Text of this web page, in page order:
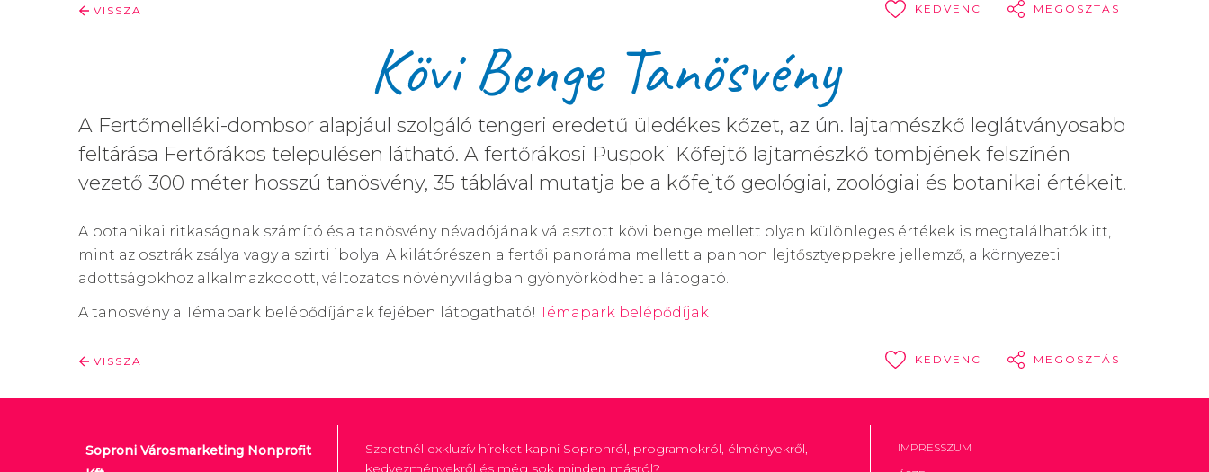
VISSZA KEDVENC MEGOSZTÁS
Kövi Benge Tanösvény
A Fertőmelléki-dombsor alapjául szolgáló tengeri eredetű üledékes kőzet, az ún. lajtamészkő leglátványosabb
feltárása Fertőrákos településen látható. A fertőrákosi Püspöki Kőfejtő lajtamészkő tömbjének felszínén
vezető 300 méter hosszú tanösvény, 35 táblával mutatja be a kőfejtő geológiai, zoológiai és botanikai értékeit.
A botanikai ritkaságnak számító és a tanösvény névadójának választott kövi benge mellett olyan különleges értékek is megtalálhatók itt,
mint az osztrák zsálya vagy a szirti ibolya. A kilátórészen a fertői panoráma mellett a pannon lejtősztyeppekre jellemző, a környezeti
adottságokhoz alkalmazkodott, változatos növényvilágban gyönyörködhet a látogató.
A tanösvény a Témapark belépődíjának fejében látogatható! Témapark belépődíjak
VISSZA KEDVENC MEGOSZTÁS
Soproni Városmarketing Nonprofit
Szeretnél exkluzív híreket kapni Sopronról, programokról, élményekről,
kedvezményekről és még sok minden másról?
IMPRESSZUM